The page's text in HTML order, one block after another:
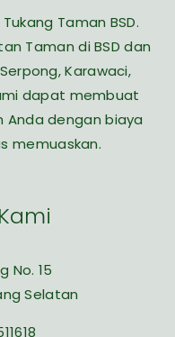
Taman BSD.
Taman di BSD dan
Karawaci,
dapat membuat
dengan biaya
memuaskan.
No. 15
Selatan